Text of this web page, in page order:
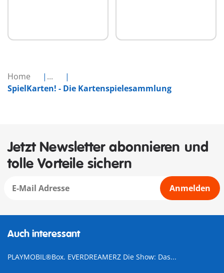
Home
...
SpielKarten! - Die Kartenspielesammlung
Jetzt Newsletter abonnieren und
tolle Vorteile sichern
Anmelden
Auch interessant
PLAYMOBIL®Box. EVERDREAMERZ Die Show: Das...